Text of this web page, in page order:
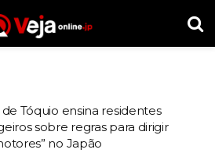
Tóquio ensina residentes
sobre regras para dirigir
no Japão